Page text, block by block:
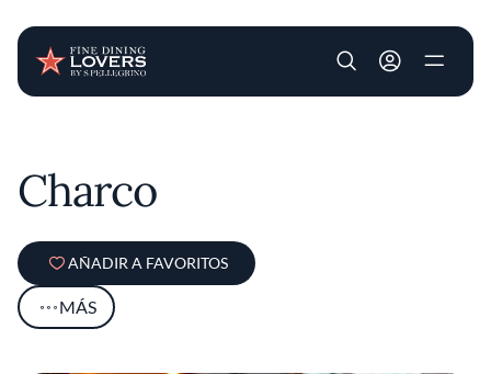
User account
Charco
AÑADIR A FAVORITOS
MÁS